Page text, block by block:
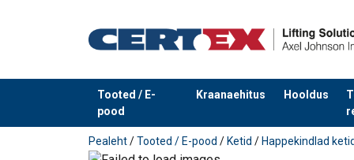
Tooted / E-
pood
Kraanaehitus Hooldus
Toode on lisatud teie päringule
Pealeht/Tooted / E-pood / Ketid / Happekindlad ketid